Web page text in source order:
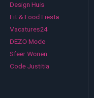
Design Huis
Fit & Food Fiesta
Vacatures24
DEZO Mode
Sfeer Wonen
Code Justitia